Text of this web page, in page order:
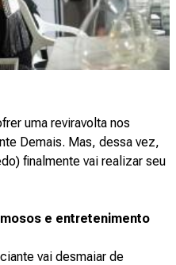
uma reviravolta nos
Demais. Mas, dessa vez,
finalmente vai realizar seu
e entretenimento
vai desmaiar de